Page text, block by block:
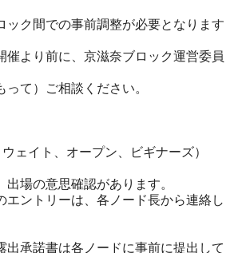
ク間での事前調整が必要となります
より前に、京滋奈ブロック運営委員
て）ご相談ください。
ェイト、オープン、ビギナーズ）
場の意思確認があります。
ントリーは、各ノード長から連絡し
承諾書は各ノードに事前に提出して